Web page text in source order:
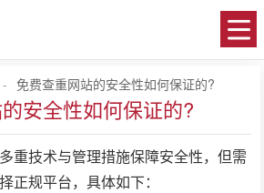
- 免费查重网站的安全性如何保证的?
安全性如何保证的?
重技术与管理措施保障安全性，但需
正规平台，具体如下：